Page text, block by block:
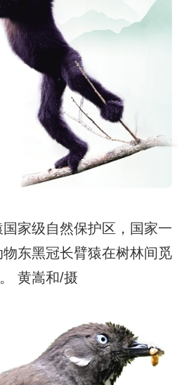
家级自然保护区，国家一
东黑冠长臂猿在树林间觅
黄嵩和/摄